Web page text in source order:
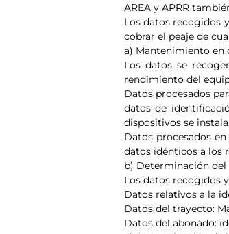
AREA y APRR
Los datos recogidos
cobrar el peaje de
a) Mantenimiento en
Los datos se
rendimiento del
Datos procesados
datos de
dispositivos se
Datos procesados
datos idénticos a los
b) Determinación
Los datos recogidos
Datos relativos a la
Datos del trayecto:
Datos del abonado: